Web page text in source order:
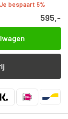
Je bespaart 5%
595,-